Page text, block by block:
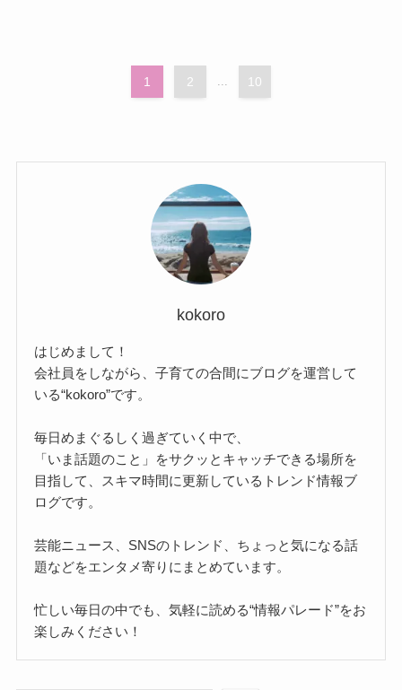
1 2 ... 10
kokoro
はじめまして！
会社員をしながら、子育ての合間にブログを運営して
いる“kokoro”です。
毎日めまぐるしく過ぎていく中で、
「いま話題のこと」をサクッとキャッチできる場所を
目指して、スキマ時間に更新しているトレンド情報ブ
ログです。
芸能ニュース、SNSのトレンド、ちょっと気になる話
題などをエンタメ寄りにまとめています。
忙しい毎日の中でも、気軽に読める“情報パレード”をお
楽しみください！